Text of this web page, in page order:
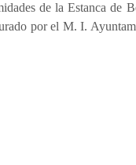
de la Estanca de
por el M. I.